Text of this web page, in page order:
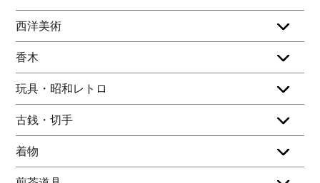
西洋美術
香木
玩具・昭和レトロ
古銭・切手
着物